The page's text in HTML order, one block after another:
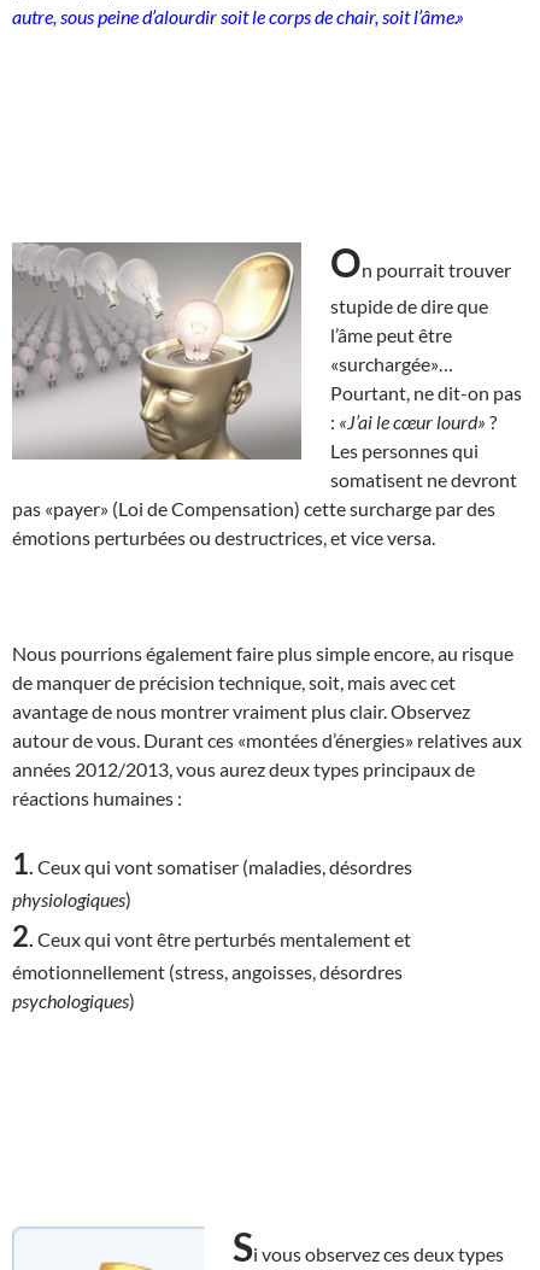
autre, sous peine d’alourdir soit le corps de chair, soit l’âme.»
On pourrait trouver
stupide de dire que
l’âme peut être
«surchargée»…
Pourtant, ne dit-on pas
: «J’ai le cœur lourd» ?
Les personnes qui
somatisent ne devront
pas «payer» (Loi de Compensation) cette surcharge par des
émotions perturbées ou destructrices, et vice versa.
Nous pourrions également faire plus simple encore, au risque
de manquer de précision technique, soit, mais avec cet
avantage de nous montrer vraiment plus clair. Observez
autour de vous. Durant ces «montées d’énergies» relatives aux
années 2012/2013, vous aurez deux types principaux de
réactions humaines :
1 Ceux qui vont somatiser (maladies, désordres
physiologiques)
2 Ceux qui vont être perturbés mentalement et
émotionnellement (stress, angoisses, désordres
psychologiques)
Si vous observez ces deux types